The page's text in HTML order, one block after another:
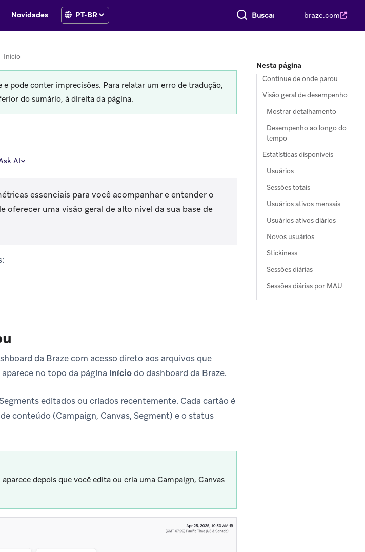
Novidades Buscar tudo braze.com
Início
pode conter imprecisões. Para relatar um erro de tradução,
do sumário, à direita da página.
AI
essenciais para você acompanhar e entender o
oferecer uma visão geral de alto nível da sua base de
da Braze com acesso direto aos arquivos que
no topo da página Iníciodo dashboard da Braze.
editados ou criados recentemente. Cada cartão é
conteúdo (Campaign, Canvas, Segment) e o status
aparece depois que você edita ou cria uma Campaign, Canvas
Nesta página
Continue de onde parou
Visão geral de desempenho
Mostrar detalhamento
Desempenho ao longo do
tempo
Estatísticas disponíveis
Usuários
Sessões totais
Usuários ativos mensais
Usuários ativos diários
Novos usuários
Stickiness
Sessões diárias
Sessões diárias por MAU